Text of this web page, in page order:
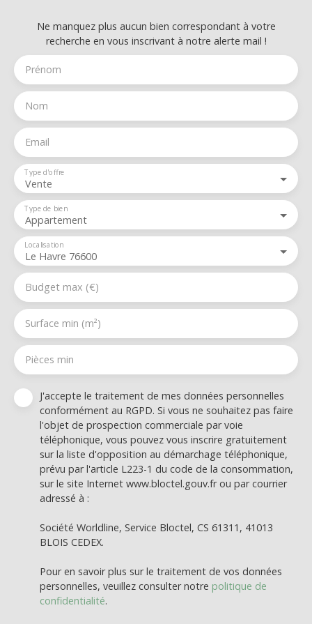
Ne manquez plus aucun bien correspondant à votre
recherche en vous inscrivant à notre alerte mail !
Prénom
Nom
Email
Vente
Type d'offre
Appartement
Type de bien
Le Havre 76600
Localisation
Budget max (€)
Surface min (m²)
Pièces min
J'accepte le traitement de mes données personnelles
conformément au RGPD. Si vous ne souhaitez pas faire
l'objet de prospection commerciale par voie
téléphonique, vous pouvez vous inscrire gratuitement
sur la liste d'opposition au démarchage téléphonique,
prévu par l'article L223-1 du code de la consommation,
sur le site Internet www.bloctel.gouv.fr ou par courrier
adressé à :
Société Worldline, Service Bloctel, CS 61311, 41013
BLOIS CEDEX.
Pour en savoir plus sur le traitement de vos données
personnelles, veuillez consulter notre politique de
confidentialité.